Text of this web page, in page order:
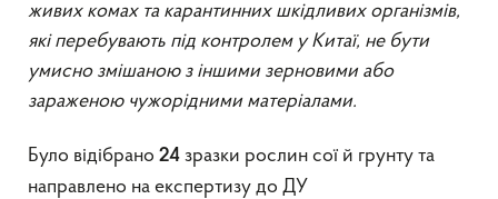
живих комах та карантинних шкідливих організмів,
які перебувають під контролем у Китаї, не бути
умисно змішаноюз іншими зерновими або
зараженоючужорідними матеріалами.
Було відібрано 24 зразки рослин сої й грунту та
направлено на експертизу до ДУ